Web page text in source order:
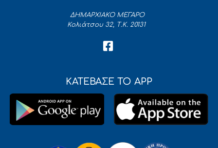
ΔΗΜΑΡΧΙΑΚΟ ΜΕΓΑΡΟ
Κολιάτσου 32, Τ.Κ. 20131
ΚΑΤΕΒΑΣΕ ΤΟ APP